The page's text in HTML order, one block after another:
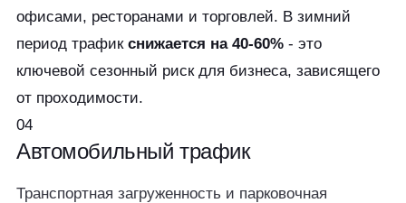
офисами, ресторанами и торговлей. В зимний
период трафик снижается на 40-60% - это
ключевой сезонный риск для бизнеса, зависящего
от проходимости.
04
Автомобильный трафик
Транспортная загруженность и парковочная